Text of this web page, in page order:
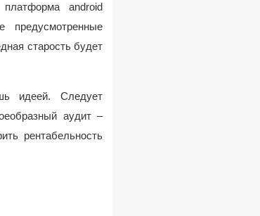
android
предусмотренные
старость будет
идеей. Следует
аудит –
рентабельность